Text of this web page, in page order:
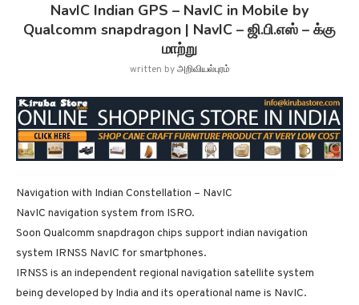
NavIC Indian GPS – NavIC in Mobile by
Qualcomm snapdragon | NavIC – ஜி.பி.எஸ் – க்கு
மாற்று
written byஅறிவியல்புரம்
Navigation with Indian Constellation – NavIC
NavIC navigation system from ISRO.
Soon Qualcomm snapdragon chips support indian navigation
system IRNSS NavIC for smartphones.
IRNSS is an independent regional navigation satellite system
being developed by India and its operational name is NavIC.